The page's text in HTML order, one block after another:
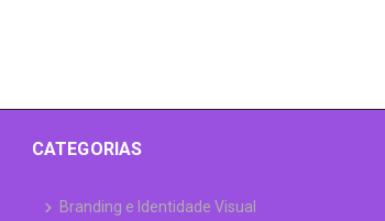
CATEGORIAS
Branding e Identidade Visual